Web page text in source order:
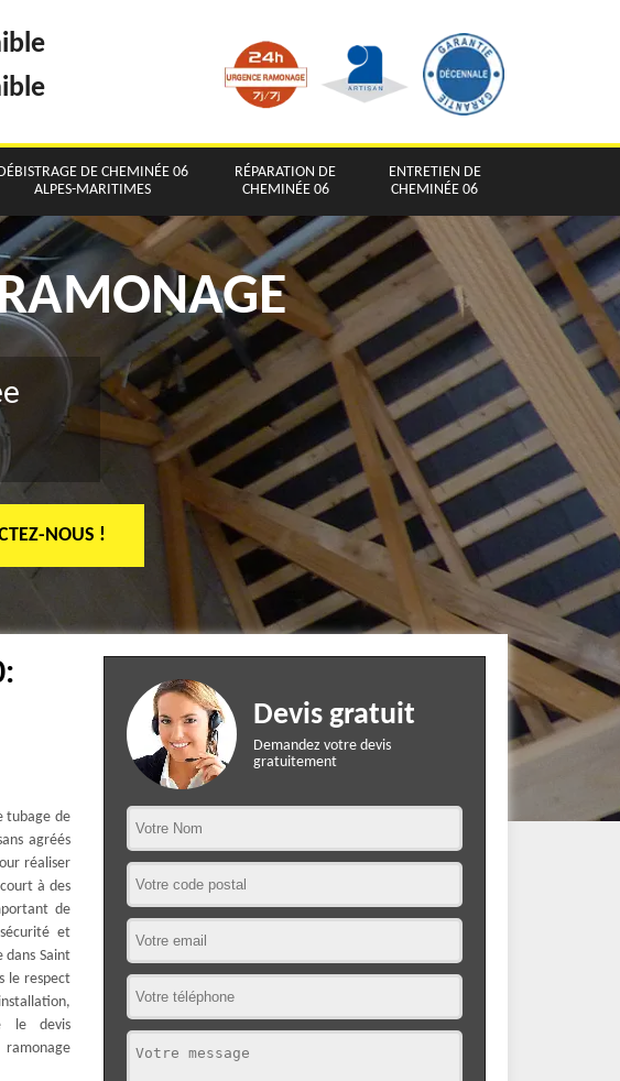
DE CHEMINÉE 06
ALPES-MARITIMES
RÉPARATION DE
CHEMINÉE 06
ENTRETIEN DE
CHEMINÉE 06
NOUS !
tubage de
agréés
réaliser
à des
de
et
dans Saint
le respect
le devis
Devis gratuit
Demandez votre devis
gratuitement